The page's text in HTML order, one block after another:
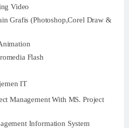
Video
Grafis (Photoshop,Corel Draw &
Flash
IT
Management With MS. Project
Information System